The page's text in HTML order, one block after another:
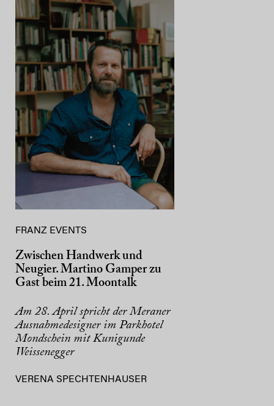
FRANZ EVENTS
Zwischen Handwerk und
Neugier. Martino Gamper zu
Gast beim 21. Moontalk
Am 28. April spricht der Meraner
Ausnahmedesigner im Parkhotel
Mondschein mit Kunigunde
Weissenegger
VERENA SPECHTENHAUSER